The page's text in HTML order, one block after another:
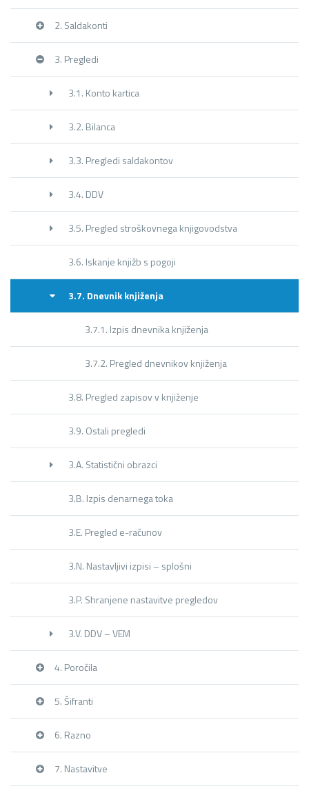
2. Saldakonti
3. Pregledi
3.1. Konto kartica
3.2. Bilanca
3.3. Pregledi saldakontov
3.4. DDV
3.5. Pregled stroškovnega knjigovodstva
3.6. Iskanje knjižb s pogoji
3.7. Dnevnik knjiženja
3.7.1. Izpis dnevnika knjiženja
3.7.2. Pregled dnevnikov knjiženja
3.8. Pregled zapisov v knjiženje
3.9. Ostali pregledi
3.A. Statistični obrazci
3.B. Izpis denarnega toka
3.E. Pregled e-računov
3.N. Nastavljivi izpisi – splošni
3.P. Shranjene nastavitve pregledov
3.V. DDV – VEM
4. Poročila
5. Šifranti
6. Razno
7. Nastavitve